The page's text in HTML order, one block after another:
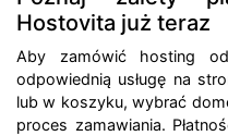
Hostovita już teraz
Aby zamówić hosting
odpowiednią usługę na
lub w koszyku, wybrać
proces zamawiania.